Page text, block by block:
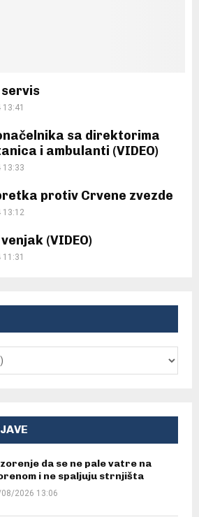
sa direktorima
i ambulanti (VIDEO)
protiv Crvene zvezde
13:12
(VIDEO)
da se ne pale vatre na
i ne spaljuju strnjišta
2026 13:06